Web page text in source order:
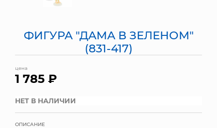
ЯЩИКИ
СУНДУКИ
ФИГУРА "ДАМА В ЗЕЛЕНОМ"
(831-417)
цена
1 785 ₽
НЕТ В НАЛИЧИИ
ОПИСАНИЕ